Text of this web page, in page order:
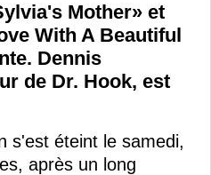
Mother» et
With A Beautiful
Dennis
de Dr. Hook, est
s'est éteint le samedi,
après un long